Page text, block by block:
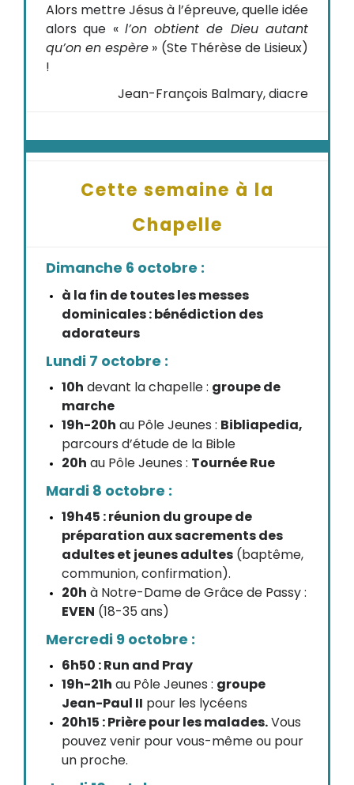
Alors mettre Jésus à l’épreuve, quelle idée
alors que « l’on obtient de Dieu autant
qu’on en espère » (Ste Thérèse de Lisieux)
!
Jean-François Balmary, diacre
Cette semaine à la
Chapelle
Dimanche 6 octobre :
à la fin de toutes les messes
dominicales : bénédiction des
adorateurs
Lundi 7 octobre :
10h devant la chapelle : groupe de
marche
19h-20h au Pôle Jeunes : Bibliapedia,
parcours d’étude de la Bible
20h au Pôle Jeunes : Tournée Rue
Mardi 8 octobre :
19h45 : réunion du groupe de
préparation aux sacrements des
adultes et jeunes adultes (baptême,
communion, confirmation).
20h à Notre-Dame de Grâce de Passy :
EVEN (18-35 ans)
Mercredi 9 octobre :
6h50 : Run and Pray
19h-21h au Pôle Jeunes : groupe
Jean-Paul II pour les lycéens
20h15 : Prière pour les malades.Vous
pouvez venir pour vous-même ou pour
un proche.